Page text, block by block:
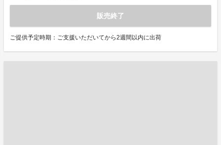
販売終了
ご提供予定時期：ご支援いただいてから2週間以内に出荷